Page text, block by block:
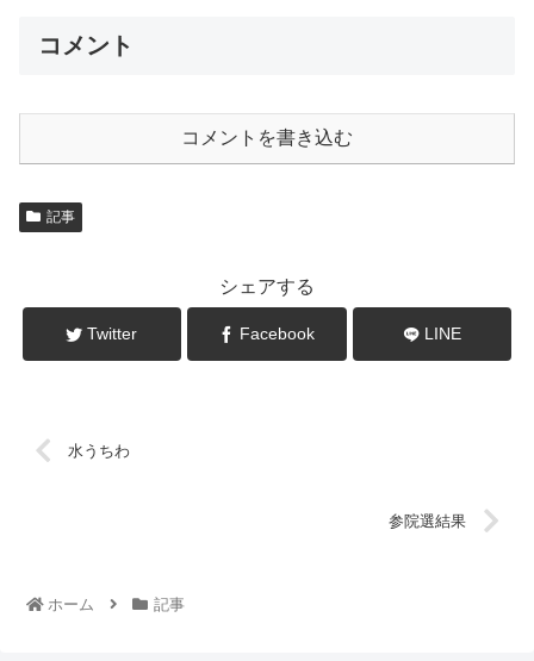
コメント
コメントを書き込む
記事
シェアする
Twitter Facebook LINE
水うちわ
参院選結果
ホーム 記事